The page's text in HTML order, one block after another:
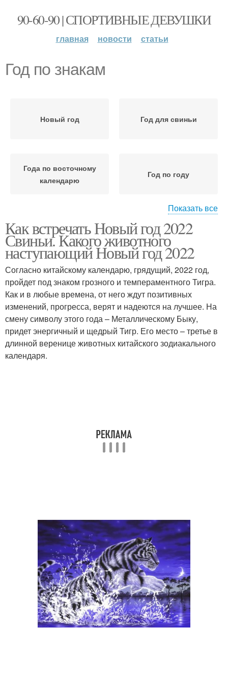
90-60-90 | СПОРТИВНЫЕ ДЕВУШКИ
главная новости статьи
Год по знакам
Новый год Год для свиньи
Года по восточному
календарю
Год по году
Аксессуары на новый
год
Показать все
Как встречать Новый год 2022
Свиньи. Какого животного
наступающий Новый год 2022
Согласно китайскому календарю, грядущий, 2022 год,
пройдет под знаком грозного и темпераментного Тигра.
Как и в любые времена, от него ждут позитивных
изменений, прогресса, верят и надеются на лучшее. На
смену символу этого года – Металлическому Быку,
придет энергичный и щедрый Тигр. Его место – третье в
длинной веренице животных китайского зодиакального
календаря.